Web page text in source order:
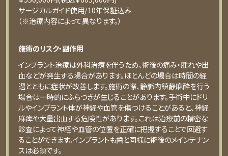
サージカルガイド使用/10年保証込み
（※治療内容によって異なります。）
施術のリスク・副作用
インプラント治療は外科治療を伴うため、術後の痛み・腫れや出
血などが発生する場合があります。ほとんどの場合は時間の経
過とともに症状が改善します。施術の際、静脈内鎮静麻酔を行う
場合は一時的にふらつきが生じることがあります。手術中にドリ
ルやインプラント体が神経や血管を傷つけることがあると、神経
麻痺や大量出血する危険性があります。これは治療前の精密な
診査によって神経や血管の位置を正確に把握することで回避す
ることができます。インプラントも歯と同様に術後のメインテナン
スは必須です。